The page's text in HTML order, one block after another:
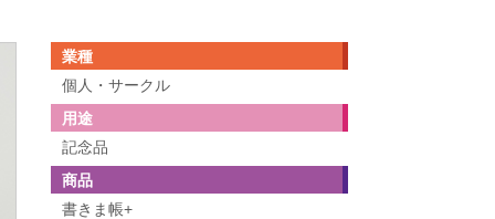
業種
個人・サークル
用途
記念品
商品
書きま帳+